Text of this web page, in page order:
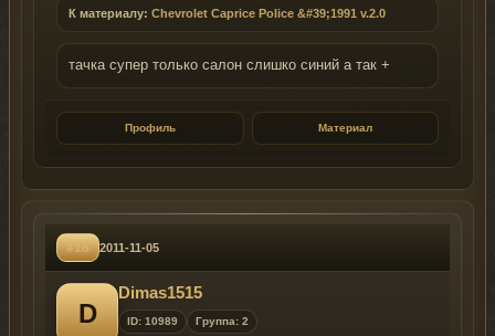
К материалу: Chevrolet Caprice Police &#39;1991 v.2.0
тачка супер только салон слишко синий а так +
Профиль Материал
#18 2011-11-05
D
Dimas1515
ID: 10989 Группа: 2